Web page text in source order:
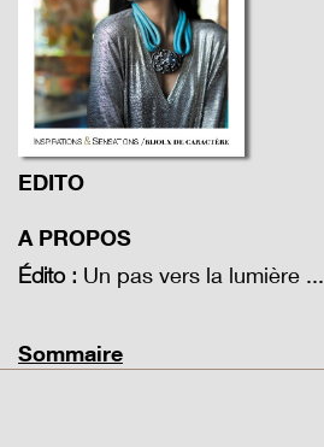
EDITO
A PROPOS
Édito : Un pas vers la lumière ...
Sommaire